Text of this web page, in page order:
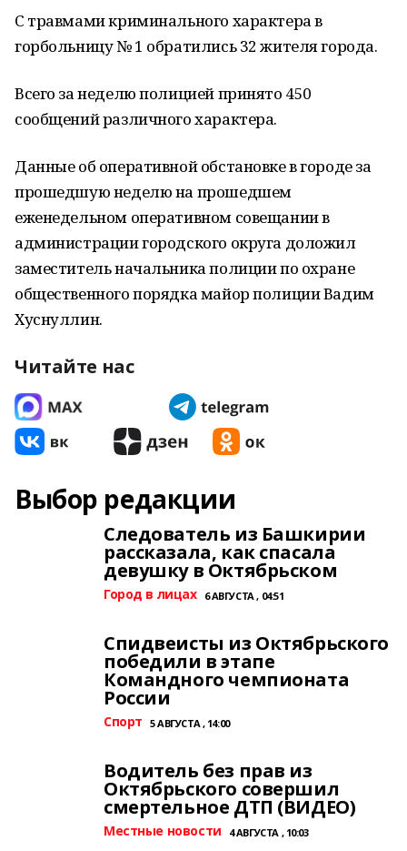
С травмами криминального характера в
горбольницу № 1 обратились 32 жителя города.
Всего за неделю полицией принято 450
сообщений различного характера.
Данные об оперативной обстановке в городе за
прошедшую неделю на прошедшем
еженедельном оперативном совещании в
администрации городского округа доложил
заместитель начальника полиции по охране
общественного порядка майор полиции Вадим
Хуснуллин.
Читайте нас
Выбор редакции
Следователь из Башкирии
рассказала, как спасала
девушку в Октябрьском
Город в лицах 6 АВГУСТА , 04:51
Спидвеисты из Октябрьского
победили в этапе
Командного чемпионата
России
Спорт 5 АВГУСТА , 14:00
Водитель без прав из
Октябрьского совершил
смертельное ДТП (ВИДЕО)
Местные новости 4 АВГУСТА , 10:03